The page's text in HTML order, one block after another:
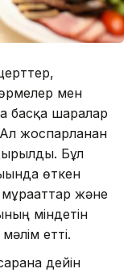
мен
басқа шаралар
жоспарланған
Бұл
өткен
және
міндетін
етті.
дейін